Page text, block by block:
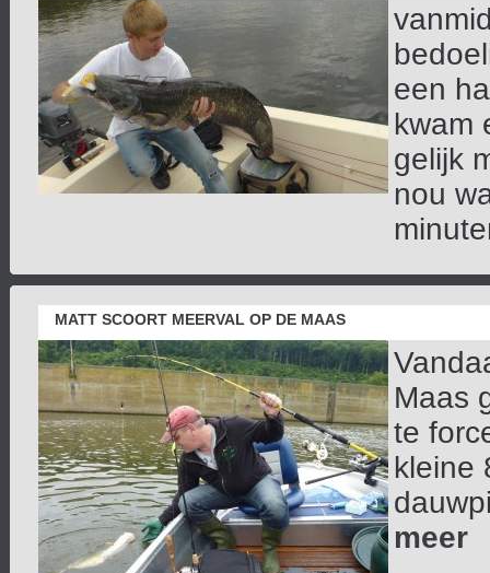
een
kwam
gelijk
nou
MATT SCOORT MEERVAL OP DE MAAS
Maas
te
kleine
meer